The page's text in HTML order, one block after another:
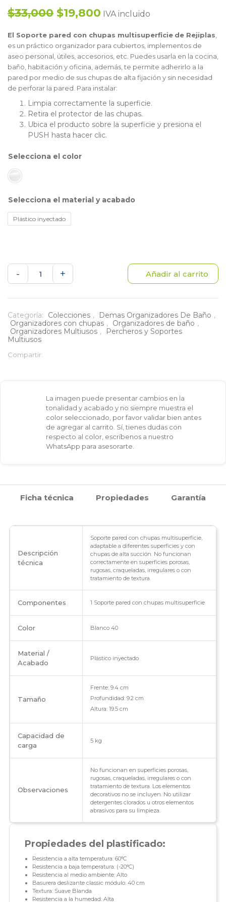
$33,000 $19,800 IVA incluido
El Soporte pared con chupas multisuperficie de Rejiplas,
es un práctico organizador para cubiertos, implementos de
aseo personal, útiles, accesorios, etc. Puedes usarla en la cocina,
baño, habitación y oficina, además, te permite adherirlo a la
pared por medio de sus chupas de alta fijación y sin necesidad
de perforar la pared. Para instalar:
Limpia correctamente la superficie.
Retira el protector de las chupas.
Ubica el producto sobre la superficie y presiona el
PUSH hasta hacer clic.
color
material y acabado
Plástico inyectado
-
Soporte
con
chupas
+ Añadir al carrito
Categoría: Colecciones , Demas Organizadores De Baño ,
Organizadores con chupas , Organizadores de baño ,
Organizadores Multiusos ,
Percheros y Soportes
Multiusos
Compartir:
La imagen puede presentar cambios en la
tonalidad y acabado y no siempre muestra el
color seleccionado, por favor validar bien antes
de agregar al carrito. Sí, tienes dudas con
respecto al color, escríbenos a nuestro
WhatsApp para asesorarte.
Ficha técnica Propiedades Garantía
Descripción
técnica
Soporte pared con chupas multisuperficie,
adaptable a diferentes superficies y con
chupas de alta succión. No funcionan
correctamente en superficies porosas,
rugosas, craqueladas, irregulares o con
tratamiento de textura.
Componentes 1 Soporte pared con chupas multisuperficie
Color Blanco 40
Material /
Acabado
Plástico inyectado
Tamaño
Frente: 9.4 cm
Profundidad: 9.2 cm
Altura: 19.5 cm
Capacidad de
carga
5 kg
Observaciones
No funcionan en superficies porosas,
rugosas, craqueladas, irregulares o con
tratamiento de textura. Los elementos
decorativos no se incluyen. No utilizar
detergentes clorados u otros elementos
abrasivos para su limpieza.
Propiedades del plastificado:
Resistencia a alta temperatura: 60°C
Resistencia a baja temperatura: (-20°C)
Resistencia al medio ambiente: Alto
Basurera deslizante classic módulo: 40 cm
Textura: Suave Blanda
Resistencia a la humedad: Alta